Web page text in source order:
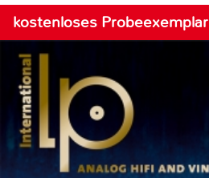
kostenloses Probeexemplar